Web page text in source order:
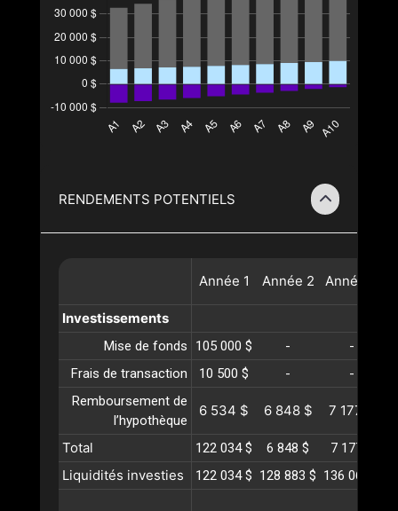
RENDEMENTS POTENTIELS
Année 1 Année 2 Année
Investissements
Mise de fonds 105 000 $ -
-
Frais de transaction
10 500 $ -
-
Remboursement de
l’hypothèque
6 534 $ 6 848 $ 7 177 $
Total 122 034 $ 6 848 $ 7 177 $
Liquidités investies 122 034 $ 128 883 $ 136 061 $